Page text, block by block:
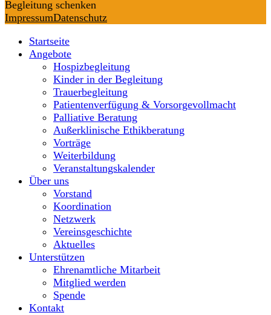
Begleitung schenken
ImpressumDatenschutz
Startseite
Angebote
Hospizbegleitung
Kinder in der Begleitung
Trauerbegleitung
Patientenverfügung & Vorsorgevollmacht
Palliative Beratung
Außerklinische Ethikberatung
Vorträge
Weiterbildung
Veranstaltungskalender
Über uns
Vorstand
Koordination
Netzwerk
Vereinsgeschichte
Aktuelles
Unterstützen
Ehrenamtliche Mitarbeit
Mitglied werden
Spende
Kontakt